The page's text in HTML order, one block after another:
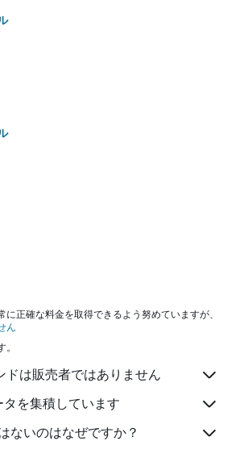
正確な料金を取得できるよう努めていますが、
ん
ドは販売者ではありません
タを集積しています
ないのはなぜですか？